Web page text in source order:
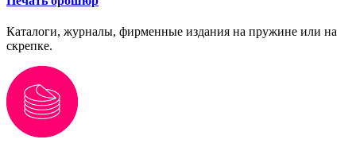
Каталоги, журналы, фирменные издания на пружине или на
скрепке.